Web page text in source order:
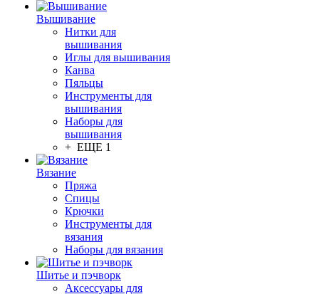
Вышивание
Нитки для
вышивания
Иглы для вышивания
Канва
Пяльцы
Инструменты для
вышивания
Наборы для
вышивания
+ ЕЩЕ 1
Вязание
Пряжа
Спицы
Крючки
Инструменты для
вязания
Наборы для вязания
Шитье и пэчворк
Аксессуары для